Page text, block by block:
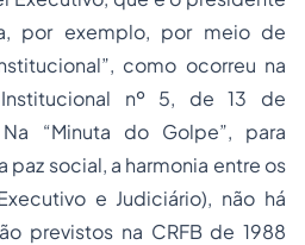
por exemplo, por meio de
como ocorreu na
nº 5, de 13 de
“Minuta do Golpe”, para
paz social, a harmonia entre os
e Judiciário), não há
previstos na CRFB de 1988